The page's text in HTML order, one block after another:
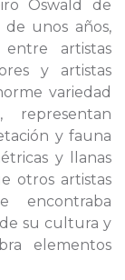
Oswald de
unos años,
artistas
y artistas
variedad
y fauna
y llanas
otros artistas
encontraba
su cultura y
elementos